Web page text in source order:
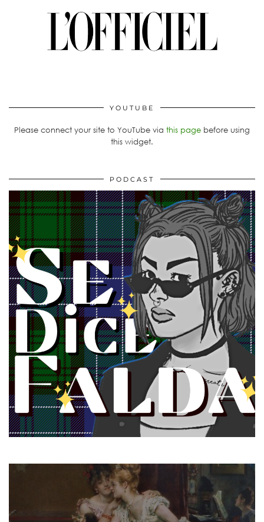
YOUTUBE
Please connect your site to YouTube via this page before using
this widget.
PODCAST